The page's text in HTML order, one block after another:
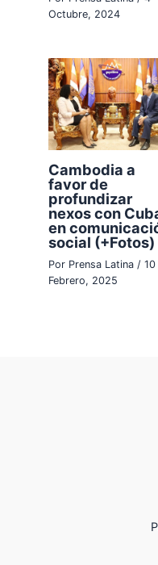
Octubre, 2024
Cambodia a
favor de
profundizar
nexos con
en
social (+Fotos)
Por Prensa Latina /10
Febrero, 2025